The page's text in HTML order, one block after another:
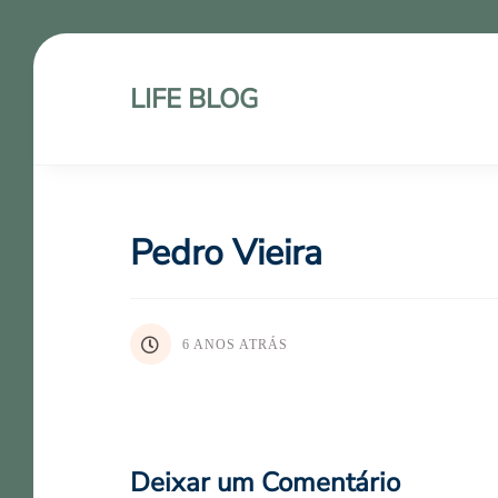
LIFE BLOG
Pedro Vieira
6 ANOS ATRÁS
Deixar um Comentário